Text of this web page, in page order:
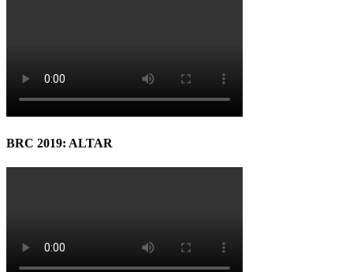
BRC 2019: ALTAR